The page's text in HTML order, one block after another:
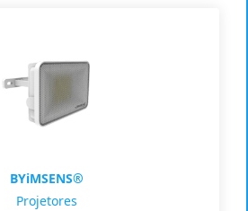
BYiMSENS®
Projetores